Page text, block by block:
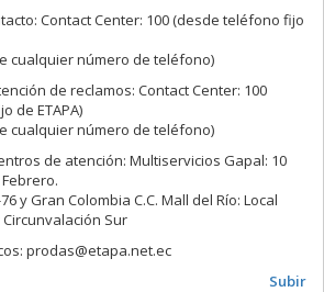
Contact Center: 100 (desde teléfono fijo
cualquier número de teléfono)
de reclamos: Contact Center: 100
de ETAPA)
cualquier número de teléfono)
de atención: Multiservicios Gapal: 10
y Gran Colombia C.C. Mall del Río: Local
Circunvalación Sur
prodas@etapa.net.ec
Subir